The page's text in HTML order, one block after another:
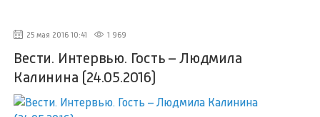
25 мая 2016 10:41 1 969
Вести. Интервью. Гость – Людмила
Калинина (24.05.2016)